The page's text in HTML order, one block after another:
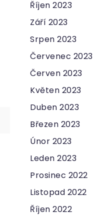
Říjen 2023
Září 2023
Srpen 2023
Červenec 2023
Červen 2023
Květen 2023
Duben 2023
Březen 2023
Únor 2023
Leden 2023
Prosinec 2022
Listopad 2022
Říjen 2022